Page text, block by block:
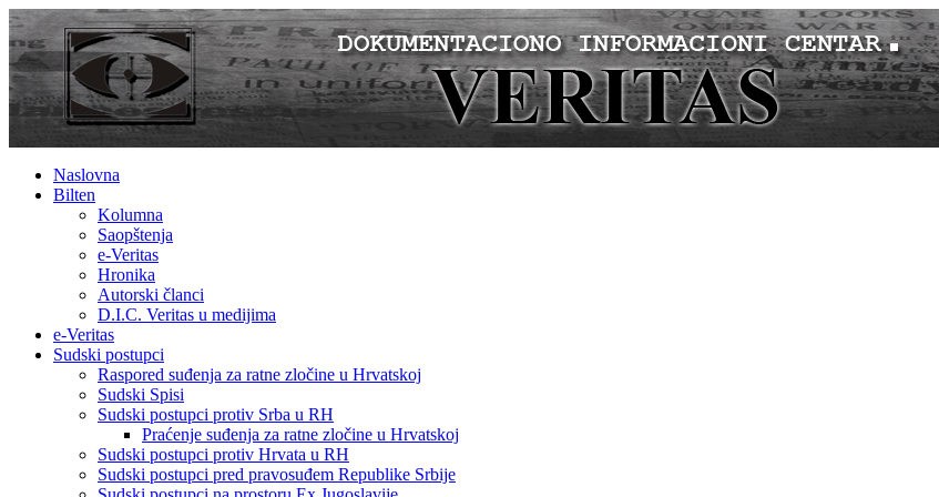
Naslovna
Bilten
Kolumna
Saopštenja
e-Veritas
Hronika
Autorski članci
D.I.C. Veritas u medijima
e-Veritas
Sudski postupci
Raspored suđenja za ratne zločine u Hrvatskoj
Sudski Spisi
Sudski postupci protiv Srba u RH
Praćenje suđenja za ratne zločine u Hrvatskoj
Sudski postupci protiv Hrvata u RH
Sudski postupci pred pravosuđem Republike Srbije